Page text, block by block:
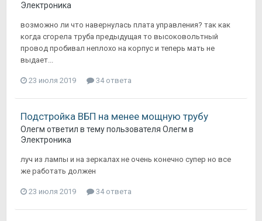
Электроника
возможно ли что навернулась плата управления? так как
когда сгорела труба предыдущая то высоковольтный
провод пробивал неплохо на корпус и теперь мать не
выдает...
23 июля 2019 34 ответа
Подстройка ВБП на менее мощную трубу
Олегм ответил в тему пользователя Олегм в
Электроника
луч из лампы и на зеркалах не очень конечно супер но все
же работать должен
23 июля 2019 34 ответа